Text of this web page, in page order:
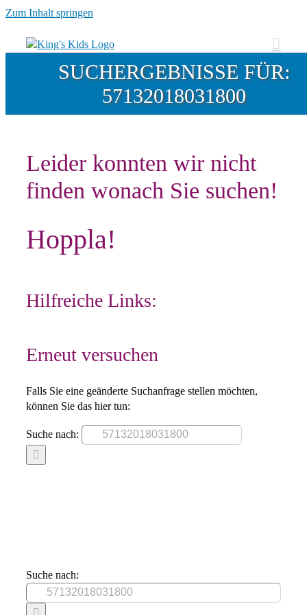
Zum Inhalt springen
SUCHERGEBNISSE FÜR:
57132018031800
Leider konnten wir nicht
finden wonach Sie suchen!
Hoppla!
Hilfreiche Links:
Erneut versuchen
Falls Sie eine geänderte Suchanfrage stellen möchten,
können Sie das hier tun:
Suche nach:
Suche nach: